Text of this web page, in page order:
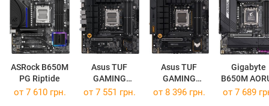
ASRock B650M
PG Riptide
Asus TUF
GAMING
B650M-E
Asus TUF
GAMING
B650M-PLUS
Gigabyte
B650M
ELITE
от 7 610 грн. от 7 551 грн. от 8 396 грн. от 7 689